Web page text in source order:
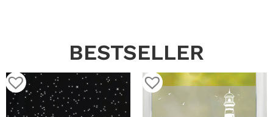
BESTSELLER